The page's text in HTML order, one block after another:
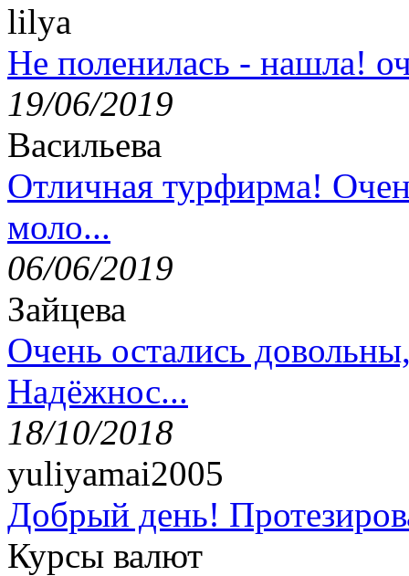
lilya
Не поленилась - нашла!
19/06/2019
Васильева
Отличная турфирма!
моло...
06/06/2019
Зайцева
Очень остались
Надёжнос...
18/10/2018
yuliyamai2005
Добрый день!
Курсы валют